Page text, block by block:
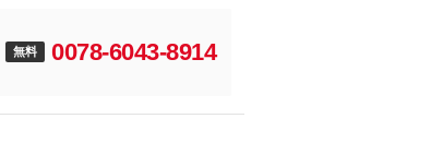
無料 0078-6043-8914